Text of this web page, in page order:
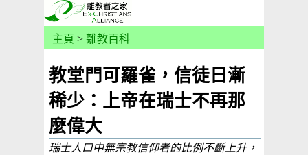
主頁 > 離教百科
教堂門可羅雀，信徒日漸
稀少：上帝在瑞士不再那
麼偉大
瑞士人口中無宗教信仰者的比例不斷上升，